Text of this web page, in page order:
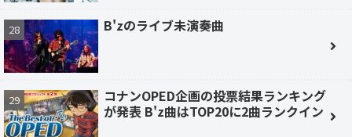
B'zのライブ未演奏曲
コナンOPED企画の投票結果ランキング
が発表 B'z曲はTOP20に2曲ランクイン